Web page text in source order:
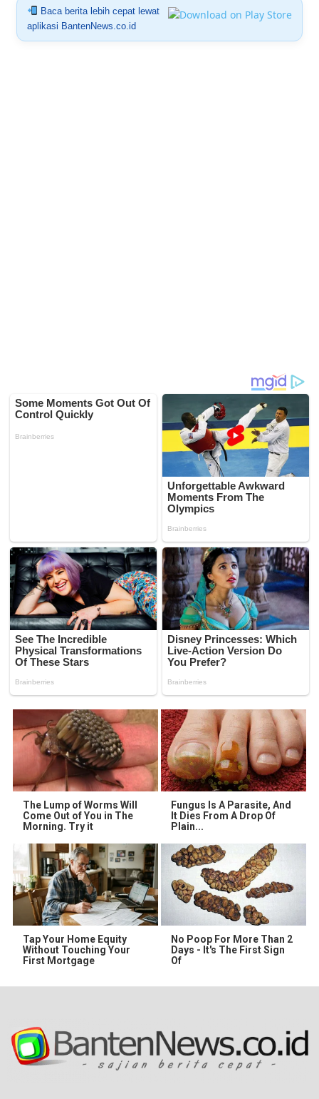
Baca berita lebih cepat lewat
aplikasi BantenNews.co.id
The Lump of Worms Will
Come Out of You in The
Morning. Try it
Fungus Is A Parasite, And
It Dies From A Drop Of
Plain...
Tap Your Home Equity
Without Touching Your
First Mortgage
No Poop For More Than 2
Days - It's The First Sign
Of